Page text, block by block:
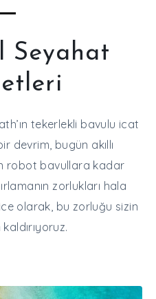
Seyahat
tekerlekli bavulu icat
devrim, bugün akıllı
robot bavullara kadar
zorlukları hala
olarak, bu zorluğu sizin